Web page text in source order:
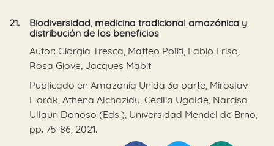
21.
Biodiversidad, medicina tradicional amazónica y
distribución de los beneficios
Autor: Giorgia Tresca, Matteo Politi, Fabio Friso,
Rosa Giove, Jacques Mabit
Publicado en Amazonía Unida 3a parte, Miroslav
Horák, Athena Alchazidu, Cecilia Ugalde, Narcisa
Ullauri Donoso (Eds.), Universidad Mendel de Brno,
pp. 75-86, 2021.